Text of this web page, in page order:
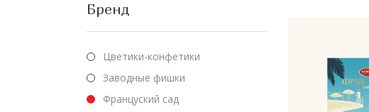
Бренд
Цветики-конфетики
Заводные фишки
Француский сад